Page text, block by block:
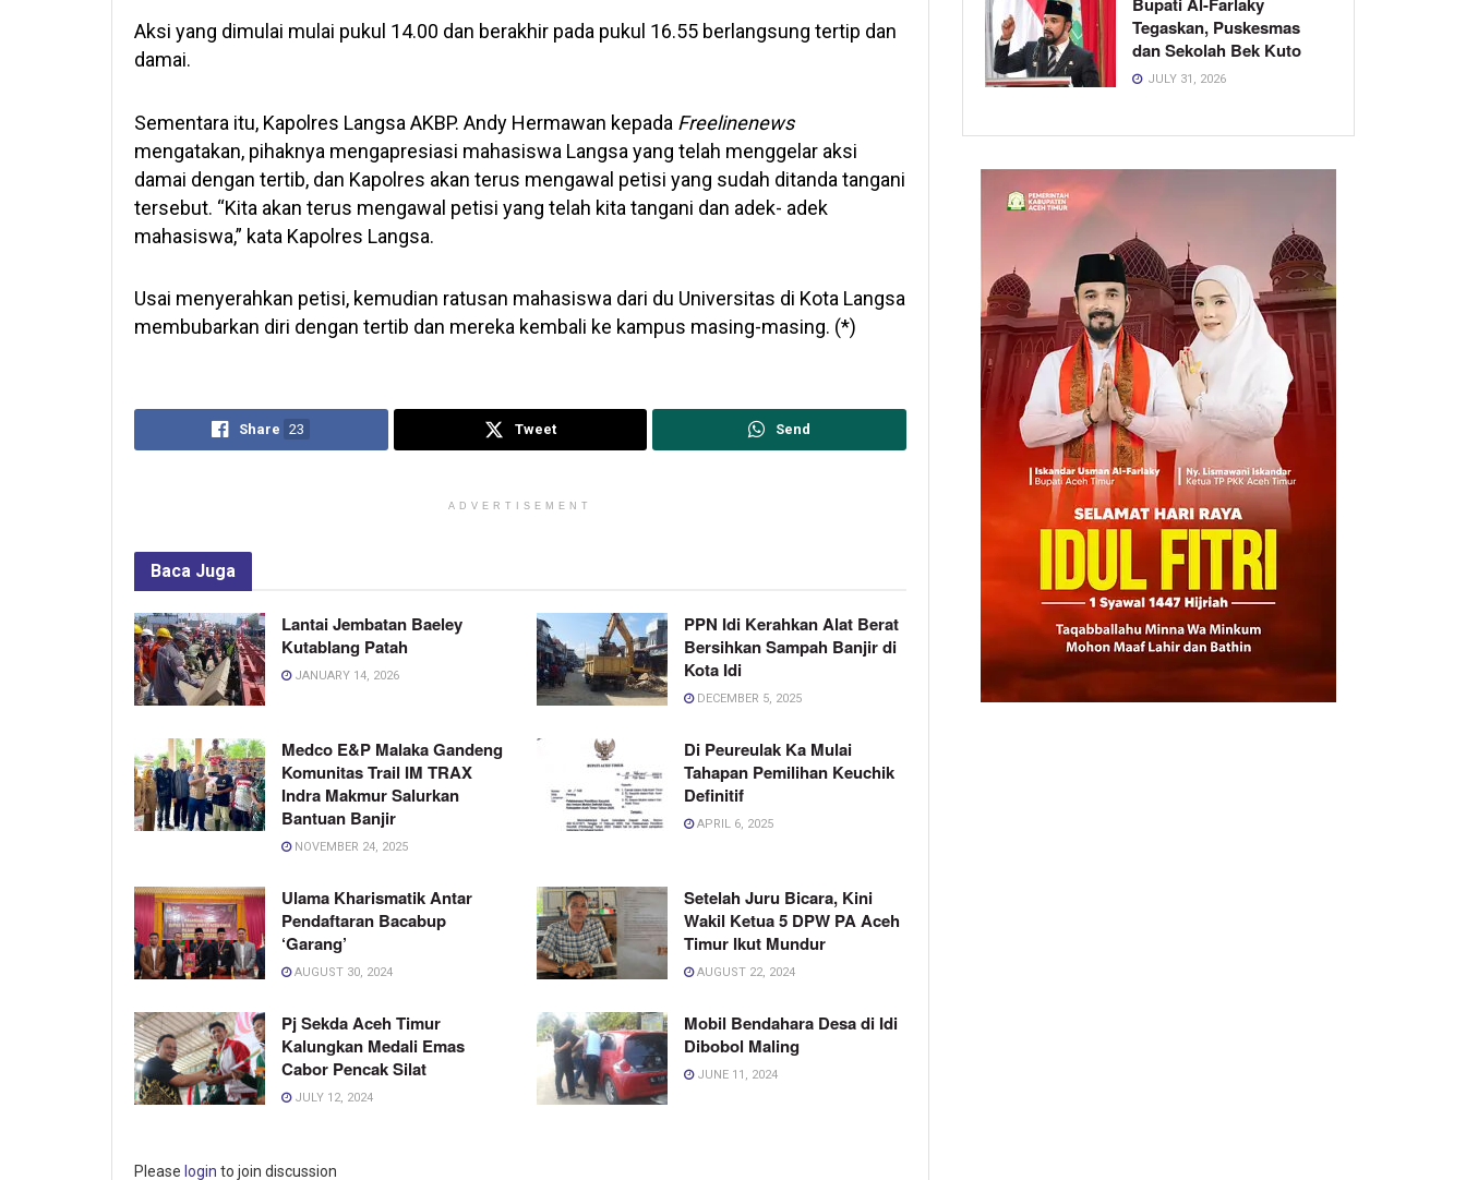
Aksi yang dimulai mulai pukul 14.00 dan berakhir pada pukul 16.55 berlangsung tertip dan
damai.
Sementara itu, Kapolres Langsa AKBP. Andy Hermawan kepada Freelinenews
mengatakan, pihaknya mengapresiasi mahasiswa Langsa yang telah menggelar aksi
damai dengan tertib, dan Kapolres akan terus mengawal petisi yang sudah ditanda tangani
tersebut. “Kita akan terus mengawal petisi yang telah kita tangani dan adek- adek
mahasiswa,” kata Kapolres Langsa.
Usai menyerahkan petisi, kemudian ratusan mahasiswa dari du Universitas di Kota Langsa
membubarkan diri dengan tertib dan mereka kembali ke kampus masing-masing. (*)
Share 23 Tweet Send
ADVERTISEMENT
Baca Juga
Lantai Jembatan Baeley
Kutablang Patah
JANUARY 14, 2026
PPN Idi Kerahkan Alat Berat
Bersihkan Sampah Banjir di
Kota Idi
DECEMBER 5, 2025
Medco E&P Malaka Gandeng
Komunitas Trail IM TRAX
Indra Makmur Salurkan
Bantuan Banjir
NOVEMBER 24, 2025
Di Peureulak Ka Mulai
Tahapan Pemilihan Keuchik
Definitif
APRIL 6, 2025
Ulama Kharismatik Antar
Pendaftaran Bacabup
‘Garang’
AUGUST 30, 2024
Setelah Juru Bicara, Kini
Wakil Ketua 5 DPW PA Aceh
Timur Ikut Mundur
AUGUST 22, 2024
Pj Sekda Aceh Timur
Kalungkan Medali Emas
Cabor Pencak Silat
JULY 12, 2024
Mobil Bendahara Desa di Idi
Dibobol Maling
JUNE 11, 2024
Please login to join discussion
Tegaskan, Puskesmas
dan Sekolah Bek Kuto
JULY 31, 2026